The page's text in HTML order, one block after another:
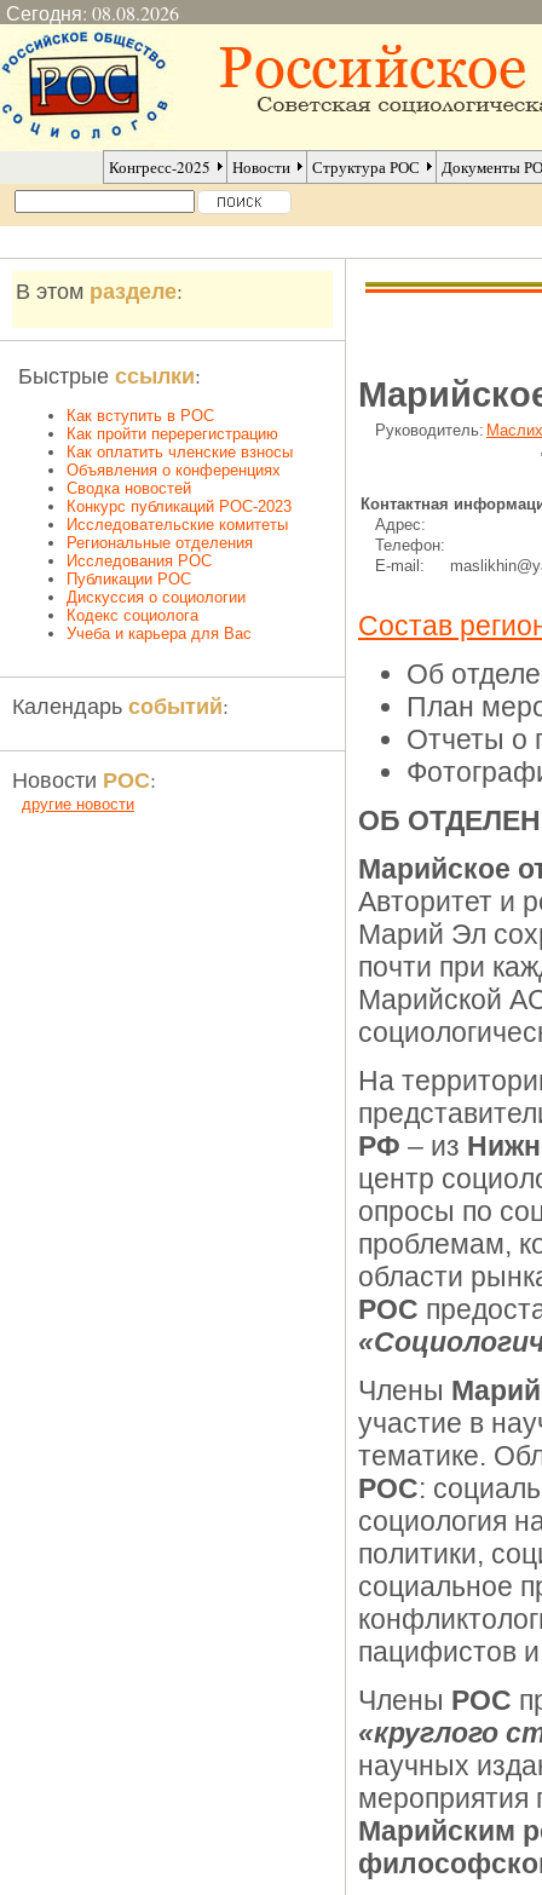
Сегодня: 08.08.2026
Конгресс-2025 Новости Структура РОС Документы
В этом разделе:
Быстрые ссылки:
Как вступить в РОС
Как пройти перерегистрацию
Как оплатить членские взносы
Объявления о конференциях
Сводка новостей
Конкурс публикаций РОС-2023
Исследовательские комитеты
Региональные отделения
Исследования РОС
Публикации РОС
Дискуссия о социологии
Кодекс социолога
Учеба и карьера для Вас
Календарь событий:
Новости РОС:
другие новости
Руководитель:
,
Контактная
Адрес:
Телефон:
E-mail:
Состав
Об
План
Отчеты о
ОБ
Марийское
Авторитет и
Марий Эл
почти при
Марийской
На
РФ – из
центр
опросы по
проблемам,
области
РОС
Члены
участие в
тематике.
РОС:
социология
политики,
социальное
пацифистов
Члены РОС
«круглого
научных
мероприятия
Марийским